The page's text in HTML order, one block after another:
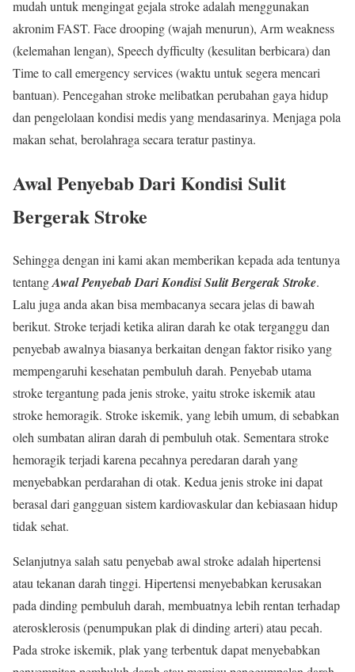
mudah untuk mengingat gejala stroke adalah menggunakan
akronim FAST. Face drooping (wajah menurun), Arm weakness
(kelemahan lengan), Speech dyfficulty (kesulitan berbicara) dan
Time to call emergency services (waktu untuk segera mencari
bantuan). Pencegahan stroke melibatkan perubahan gaya hidup
dan pengelolaan kondisi medis yang mendasarinya. Menjaga pola
makan sehat, berolahraga secara teratur pastinya.
Awal Penyebab Dari Kondisi Sulit
Bergerak Stroke
Sehingga dengan ini kami akan memberikan kepada ada tentunya
tentangAwal Penyebab Dari Kondisi Sulit Bergerak Stroke.
Lalu juga anda akan bisa membacanya secara jelas di bawah
berikut. Stroke terjadi ketika aliran darah ke otak terganggu dan
penyebab awalnya biasanya berkaitan dengan faktor risiko yang
mempengaruhi kesehatan pembuluh darah. Penyebab utama
stroke tergantung pada jenis stroke, yaitu stroke iskemik atau
stroke hemoragik. Stroke iskemik, yang lebih umum, di sebabkan
oleh sumbatan aliran darah di pembuluh otak. Sementara stroke
hemoragik terjadi karena pecahnya peredaran darah yang
menyebabkan perdarahan di otak. Kedua jenis stroke ini dapat
berasal dari gangguan sistem kardiovaskular dan kebiasaan hidup
tidak sehat.
Selanjutnya salah satu penyebab awal stroke adalah hipertensi
atau tekanan darah tinggi. Hipertensi menyebabkan kerusakan
pada dinding pembuluh darah, membuatnya lebih rentan terhadap
aterosklerosis (penumpukan plak di dinding arteri) atau pecah.
Pada stroke iskemik, plak yang terbentuk dapat menyebabkan